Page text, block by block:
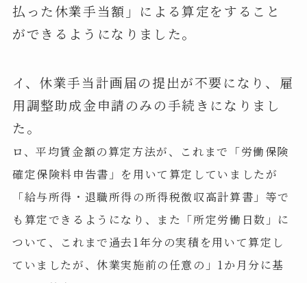
払った休業手当額」による算定をすること
ができるようになりました。
イ、休業手当計画届の提出が不要になり、雇
用調整助成金申請のみの手続きになりまし
た。
ロ、平均賃金額の算定方法が、これまで「労働保険
確定保険料申告書」を用いて算定していましたが
「給与所得・退職所得の所得税徴収高計算書」等で
も算定できるようになり、また「所定労働日数」に
ついて、これまで過去1年分の実積を用いて算定し
ていましたが、休業実施前の任意の」1か月分に基